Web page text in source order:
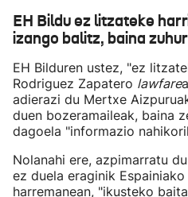
EH Bildu ez litzateke
izango balitz, baina
EH Bilduren ustez, "ez
Rodriguez Zapatero lawfare
adierazi du Mertxe
duen bozeramaileak, baina
dagoela "informazio
Nolanahi ere, azpimarratu
ez duela eraginik
harremanean, "ikusteko